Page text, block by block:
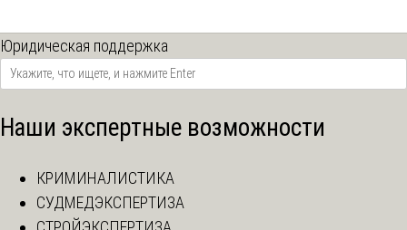
Юридическая поддержка
Наши экспертные возможности
КРИМИНАЛИСТИКА
СУДМЕДЭКСПЕРТИЗА